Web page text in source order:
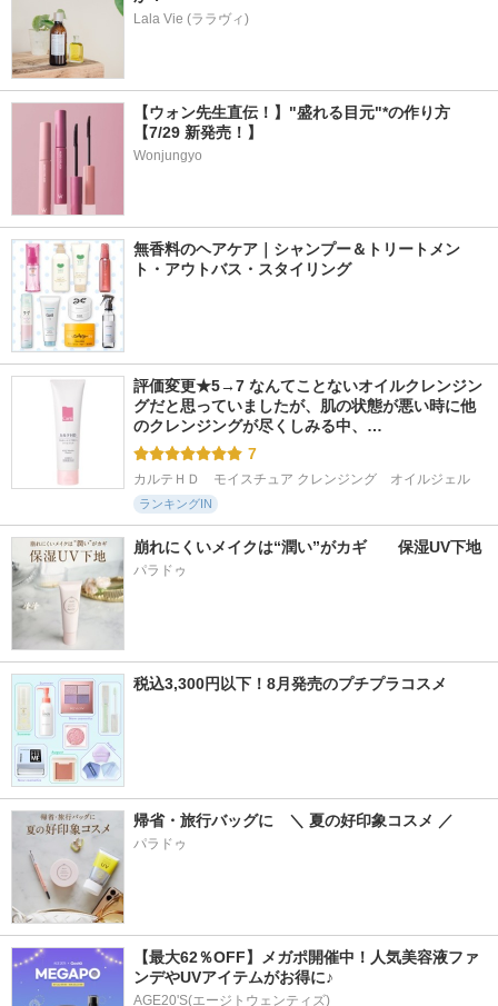
Lala Vie (ララヴィ)
【ウォン先生直伝！】"盛れる目元"*の作り方
【7/29 新発売！】
Wonjungyo
無香料のヘアケア｜シャンプー＆トリートメン
ト・アウトバス・スタイリング
評価変更★5→7 なんてことないオイルクレンジン
グだと思っていましたが、肌の状態が悪い時に他
のクレンジングが尽くしみる中、…
7
カルテＨＤ　モイスチュア クレンジング　オイルジェル
ランキングIN
崩れにくいメイクは“潤い”がカギ　　保湿UV下地
パラドゥ
税込3,300円以下！8月発売のプチプラコスメ
帰省・旅行バッグに　＼ 夏の好印象コスメ ／
パラドゥ
【最大62％OFF】メガポ開催中！人気美容液ファ
ンデやUVアイテムがお得に♪
AGE20'S(エージトウェンティズ)